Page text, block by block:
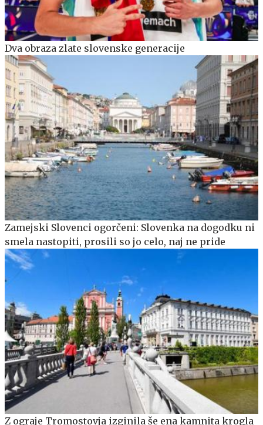
Dva obraza zlate slovenske generacije
Zamejski Slovenci ogorčeni: Slovenka na dogodku ni
smela nastopiti, prosili so jo celo, naj ne pride
Z ograje Tromostovja izginila še ena kamnita krogla